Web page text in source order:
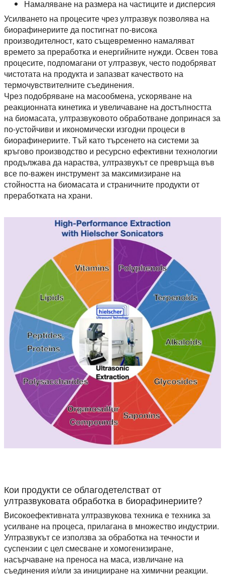
Намаляване на размера на частиците и дисперсия
Усилването на процесите чрез ултразвук позволява на
биорафинериите да постигнат по-висока
производителност, като същевременно намаляват
времето за преработка и енергийните нужди. Освен това
процесите, подпомагани от ултразвук, често подобряват
чистотата на продукта и запазват качеството на
термочувствителните съединения.
Чрез подобряване на масообмена, ускоряване на
реакционната кинетика и увеличаване на достъпността
на биомасата, ултразвуковото обработване допринася за
по-устойчиви и икономически изгодни процеси в
биорафинериите. Тъй като търсенето на системи за
кръгово производство и ресурсно ефективни технологии
продължава да нараства, ултразвукът се превръща във
все по-важен инструмент за максимизиране на
стойността на биомасата и страничните продукти от
преработката на храни.
Кои продукти се облагодетелстват от
ултразвуковата обработка в биорафинериите?
Високоефективната ултразвукова техника е техника за
усилване на процеса, прилагана в множество индустрии.
Ултразвукът се използва за обработка на течности и
суспензии с цел смесване и хомогенизиране,
насърчаване на преноса на маса, извличане на
съединения и/или за иницииране на химични реакции.